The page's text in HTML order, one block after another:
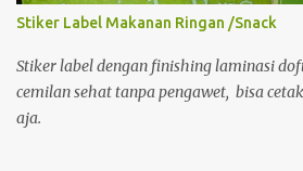
memiliki peran yang lebih besar
produk. Packaging juga berperan
efektif untuk menarik perhatian
keputusan pembelian. Desain packaging
dan mencerminkan nilai produk dapat
Stiker Label Makanan Ringan /Snack
Stiker label dengan finishing laminasi
cemilan sehat tanpa pengawet, bisa
aja.